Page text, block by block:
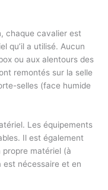
chaque cavalier est
qu’il a utilisé. Aucun
ou aux alentours des
remontés sur la selle
selles (face humide
Les équipements
Il est également
propre matériel (à
est nécessaire et en